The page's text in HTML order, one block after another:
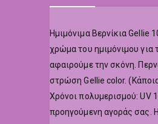
Hμιμόνιμα Βερνίκια
χρώμα του ημιμόνιμου για
αφαιρούμε την σκόνη.
στρώση Gellie color.
Χρόνοι πολυμερισμού: UV
προηγούμενη αγοράς σας.